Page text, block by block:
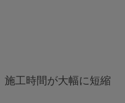
施工時間が大幅に短縮